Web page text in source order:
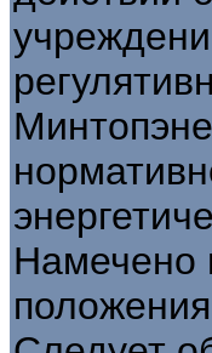
Намечено